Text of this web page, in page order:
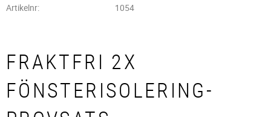
Artikelnr
1054
FRAKTFRI 2X
FÖNSTERISOLERING-